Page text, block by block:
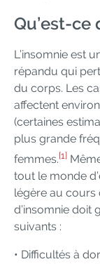
Qu’est-ce
L’insomnie est
répandu qui
du corps. Les
affectent
(certaines
plus grande
femmes.[1]
tout le monde
légère au cours
d’insomnie doit
suivants :
• Difficultés à